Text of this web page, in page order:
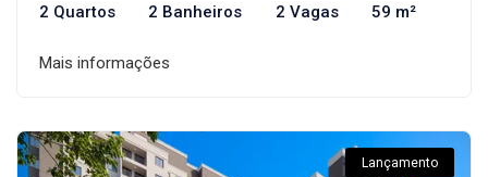
2 Quartos 2 Banheiros 2 Vagas 59 m²
Mais informações
Lançamento